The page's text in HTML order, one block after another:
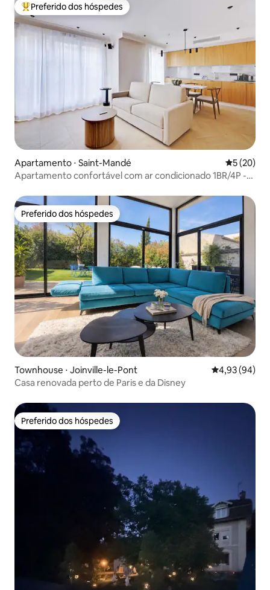
Entre os melhores preferidos dos hóspedes
Preferido dos hóspedes
Apartamento ⋅ Saint-Mandé 5 de uma
5 (20)
Apartamento confortável com ar condicionado 1BR/4P -
Preferido dos hóspedes
Preferido dos hóspedes
Townhouse ⋅ Joinville-le-Pont 4,93 de uma
4,93 (94)
Casa renovada perto de Paris e da Disney
Preferido dos hóspedes
Preferido dos hóspedes